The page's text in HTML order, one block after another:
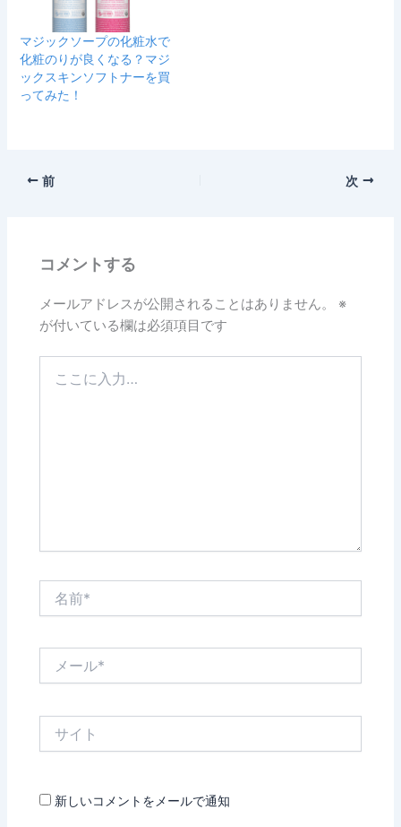
マジックソープの化粧水で
化粧のりが良くなる？マジ
ックスキンソフトナーを買
ってみた！
前 次
コメントする
メールアドレスが公開されることはありません。
※
が付いている欄は必須項目です
新しいコメントをメールで通知